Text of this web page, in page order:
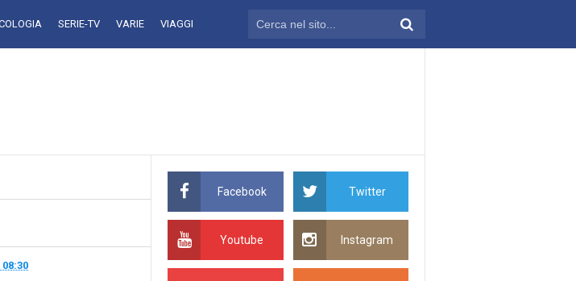
SERIE-TV VARIE VIAGGI
Facebook Twitter
Youtube Instagram